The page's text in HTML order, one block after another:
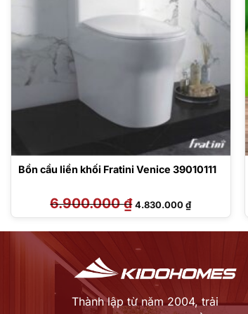
Bồn cầu liền khối Fratini Venice 39010111
6.900.000₫ Giá
gốc
là:
4.830.000₫Giá
hiện
tại
4.830.000 ₫.
Thành lập từ năm 2004, trải